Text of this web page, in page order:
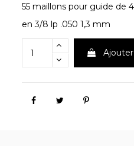
55 maillons pour guide de
en 3/8 lp .050 1,3 mm